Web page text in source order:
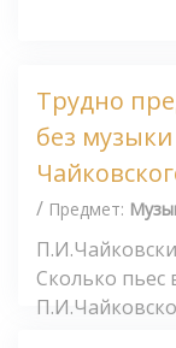
Трудно
без
/ Предмет:
Сколько пьес